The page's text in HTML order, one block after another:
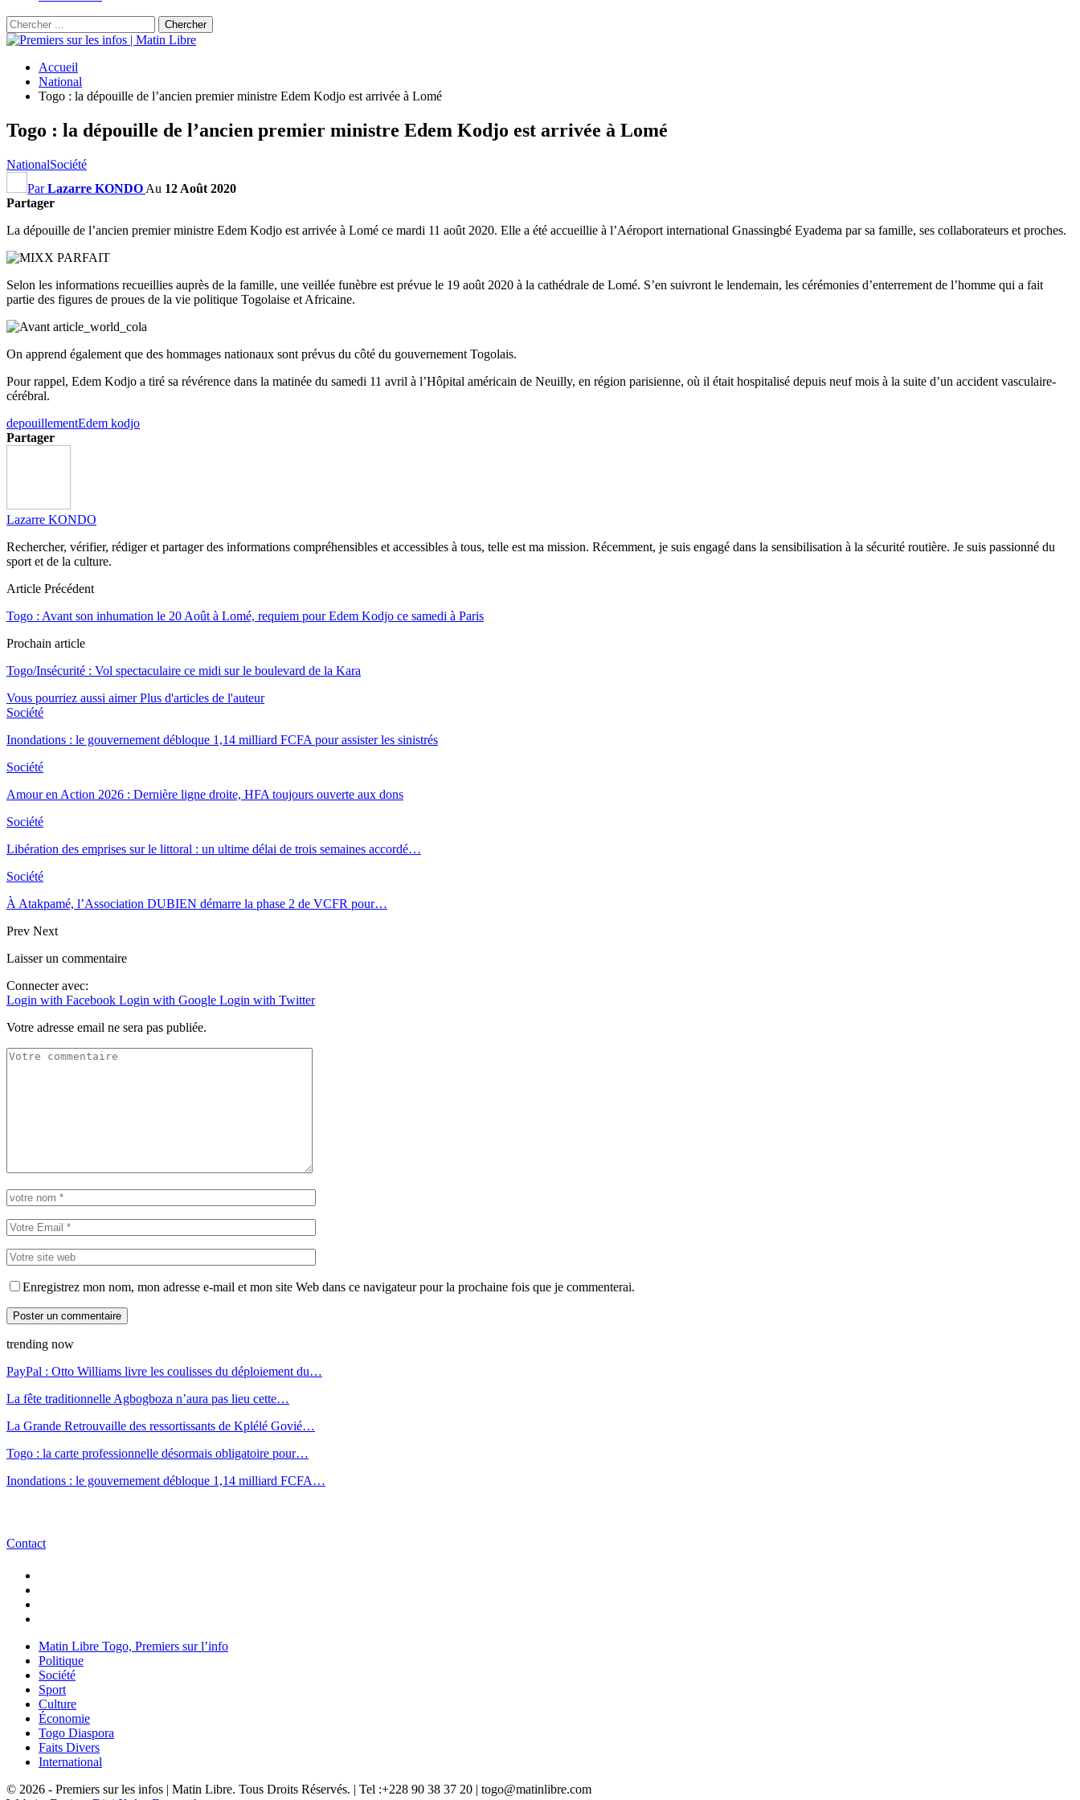
Accueil
National
Togo : la dépouille de l’ancien premier ministre Edem Kodjo est arrivée à Lomé
Togo : la dépouille de l’ancien premier ministre Edem Kodjo est arrivée à Lomé
NationalSociété
ParLazarre KONDO Au 12 Août 2020
Partager
La dépouille de l’ancien premier ministre Edem Kodjo est arrivée à Lomé ce mardi 11 août 2020. Elle a été accueillie à l’Aéroport international Gnassingbé Eyadema par sa famille, ses collaborateurs et proches.
Selon les informations recueillies auprès de la famille, une veillée funèbre est prévue le 19 août 2020 à la cathédrale de Lomé. S’en suivront le lendemain, les cérémonies d’enterrement de l’homme qui a fait
partie des figures de proues de la vie politique Togolaise et Africaine.
On apprend également que des hommages nationaux sont prévus du côté du gouvernement Togolais.
Pour rappel, Edem Kodjo a tiré sa révérence dans la matinée du samedi 11 avril à l’Hôpital américain de Neuilly, en région parisienne, où il était hospitalisé depuis neuf mois à la suite d’un accident vasculaire-
cérébral.
depouillementEdem kodjo
Partager
Lazarre KONDO
Rechercher, vérifier, rédiger et partager des informations compréhensibles et accessibles à tous, telle est ma mission. Récemment, je suis engagé dans la sensibilisation à la sécurité routière. Je suis passionné du
sport et de la culture.
Article Précédent
Togo : Avant son inhumation le 20 Août à Lomé, requiem pour Edem Kodjo ce samedi à Paris
Prochain article
Togo/Insécurité : Vol spectaculaire ce midi sur le boulevard de la Kara
Vous pourriez aussi aimer Plus d'articles de l'auteur
Société
Inondations : le gouvernement débloque 1,14 milliard FCFA pour assister les sinistrés
Société
Amour en Action 2026 : Dernière ligne droite, HFA toujours ouverte aux dons
Société
Libération des emprises sur le littoral : un ultime délai de trois semaines accordé…
Société
À Atakpamé, l’Association DUBIEN démarre la phase 2 de VCFR pour…
Prev Next
Laisser un commentaire
Connecter avec:
Login with Facebook Login with Google Login with Twitter
Votre adresse email ne sera pas publiée.
Enregistrez mon nom, mon adresse e-mail et mon site Web dans ce navigateur pour la prochaine fois que je commenterai.
trending now
PayPal : Otto Williams livre les coulisses du déploiement du…
La fête traditionnelle Agbogboza n’aura pas lieu cette…
La Grande Retrouvaille des ressortissants de Kplélé Govié…
Togo : la carte professionnelle désormais obligatoire pour…
Inondations : le gouvernement débloque 1,14 milliard FCFA…
Contact
Matin Libre Togo, Premiers sur l’info
Politique
Société
Sport
Culture
Économie
Togo Diaspora
Faits Divers
International
© 2026 - Premiers sur les infos | Matin Libre. Tous Droits Réservés. | Tel :+228 90 38 37 20 | togo@matinlibre.com